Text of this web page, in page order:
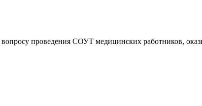
проведения СОУТ медицинских работников,